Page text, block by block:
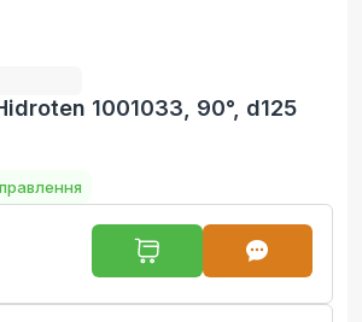
1001033, 90°, d125